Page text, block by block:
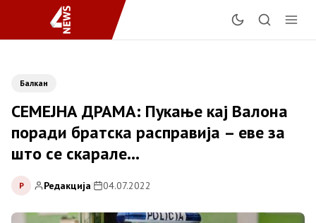
Балкан
СЕМЕЈНА ДРАМА: Пукање кај Валона
поради братска расправија – еве за
што се скарале…
Р Редакција| 04.07.2022